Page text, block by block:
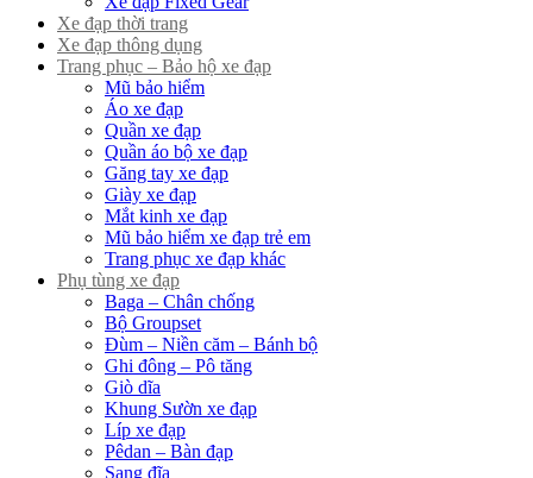
Xe đạp thời trang
Xe đạp thông dụng
Trang phục – Bảo hộ xe đạp
Mũ bảo hiểm
Áo xe đạp
Quần xe đạp
Quần áo bộ xe đạp
Găng tay xe đạp
Giày xe đạp
Mắt kinh xe đạp
Mũ bảo hiểm xe đạp trẻ em
Trang phục xe đạp khác
Phụ tùng xe đạp
Baga – Chân chống
Bộ Groupset
Đùm – Niền căm – Bánh bộ
Ghi đông – Pô tăng
Giò dĩa
Khung Sườn xe đạp
Líp xe đạp
Pêdan – Bàn đạp
Sang đĩa